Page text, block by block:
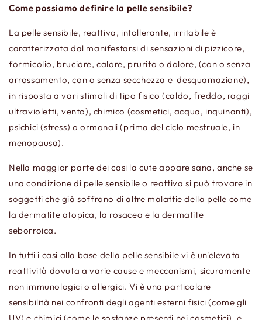
Come possiamo definire la pelle sensibile?
La pelle sensibile, reattiva, intollerante, irritabile è
caratterizzata dal manifestarsi di sensazioni di pizzicore,
formicolio, bruciore, calore, prurito o dolore, (con o senza
arrossamento, con o senza secchezza e desquamazione),
in risposta a vari stimoli di tipo fisico (caldo, freddo, raggi
ultravioletti, vento), chimico (cosmetici, acqua, inquinanti),
psichici (stress) o ormonali (prima del ciclo mestruale, in
menopausa).
Nella maggior parte dei casi la cute appare sana, anche se
una condizione di pelle sensibile o reattiva si può trovare in
soggetti che già soffrono di altre malattie della pelle come
la dermatite atopica, la rosacea e la dermatite
seborroica.
In tutti i casi alla base della pelle sensibile vi è un'elevata
reattività dovuta a varie cause e meccanismi, sicuramente
non immunologici o allergici. Vi è una particolare
sensibilità nei confronti degli agenti esterni fisici (come gli